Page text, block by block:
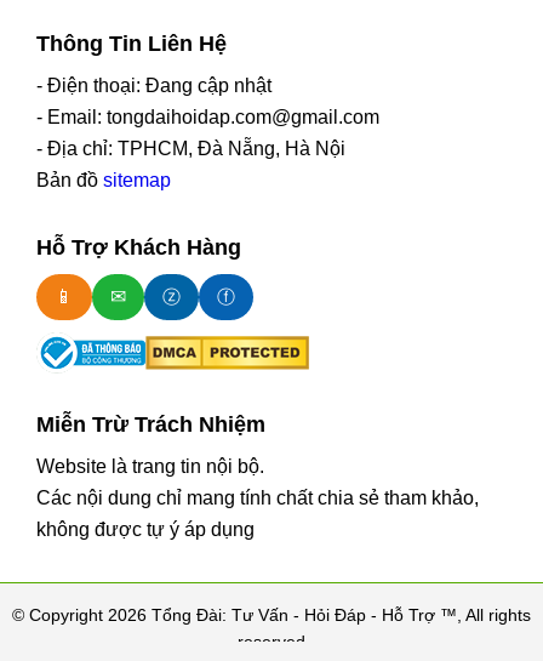
Thông Tin Liên Hệ
- Điện thoại: Đang cập nhật
- Email: tongdaihoidap.com@gmail.com
- Địa chỉ: TPHCM, Đà Nẵng, Hà Nội
Bản đồ sitemap
Hỗ Trợ Khách Hàng
📱 ✉ ⓩ ⓕ
Miễn Trừ Trách Nhiệm
Website là trang tin nội bộ.
Các nội dung chỉ mang tính chất chia sẻ tham khảo,
không được tự ý áp dụng
© Copyright 2026 Tổng Đài: Tư Vấn - Hỏi Đáp - Hỗ Trợ ™, All rights
reserved